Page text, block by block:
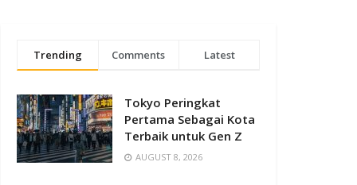
Trending Comments Latest
Tokyo Peringkat
Pertama Sebagai Kota
Terbaik untuk Gen Z
AUGUST 8, 2026